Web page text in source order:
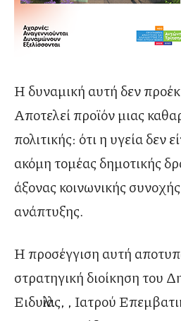
Η δυναμική αυτή δεν
Αποτελεί προϊόν μιας
πολιτικής: ότι η υγεία δεν
ακόμη τομέας δημοτικής
άξονας κοινωνικής
ανάπτυξης.
Η προσέγγιση αυτή
στρατηγική διοίκηση του
Ειδυλλίας, , Ιατρού